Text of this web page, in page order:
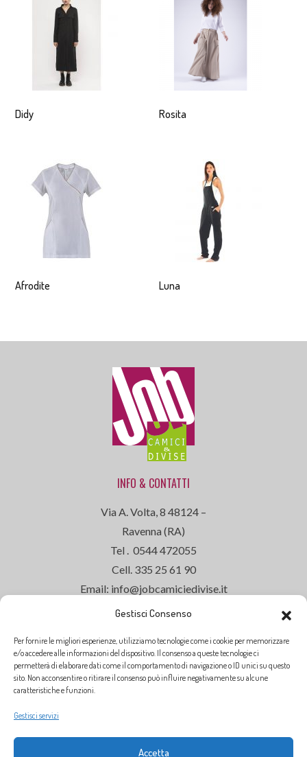
Gestisci Consenso
Per fornire le migliori esperienze, utilizziamo tecnologie come i cookie per memorizzare
e/o accedere alle informazioni del dispositivo. Il consenso a queste tecnologie ci
permetterà di elaborare dati come il comportamento di navigazione o ID unici su questo
sito. Non acconsentire o ritirare il consenso può influire negativamente su alcune
caratteristiche e funzioni.
Gestisci servizi
Accetta
Didy Rosita
Afrodite Luna
INFO & CONTATTI
Via A. Volta, 8 48124 –
Ravenna (RA)
Tel . 0544 472055
Cell. 335 25 61 90
Email: info@jobcamiciedivise.it
ORARI DI APERTURA
Siamo aperti dalLunedì al Venerdìdalle
SABATO CHIUSO